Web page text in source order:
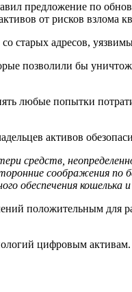
предложение по
от рисков взлома
старых адресов,
позволили бы
любые попытки
активов
средств,
соображения по
обеспечения
положительным для
цифровым активам.